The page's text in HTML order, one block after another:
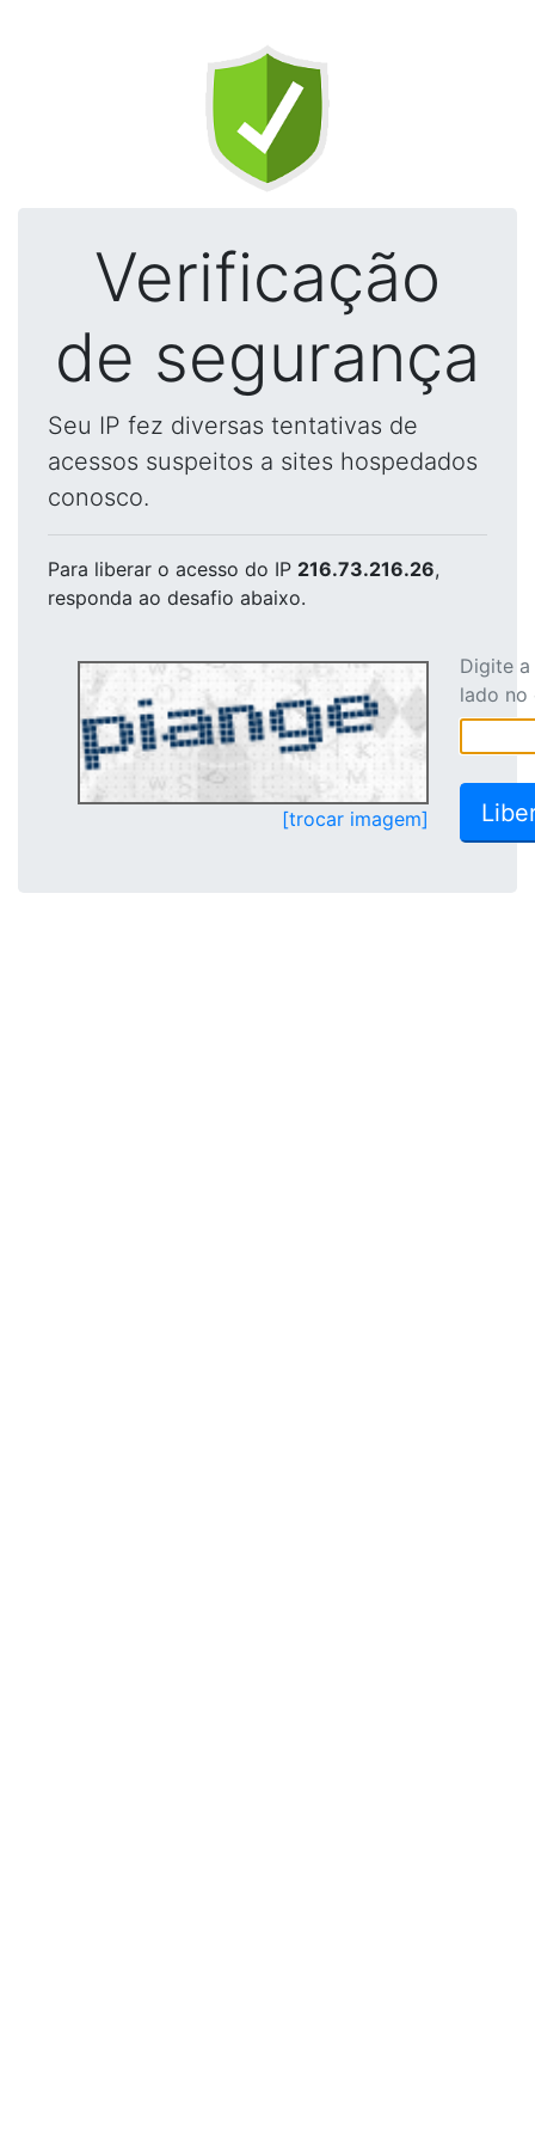
Verificação
de segurança
Seu IP fez diversas tentativas de
acessos suspeitos a sites hospedados
conosco.
Para liberar o acesso do IP 216.73.216.26,
responda ao desafio abaixo.
[trocar imagem]
Digite
lado no